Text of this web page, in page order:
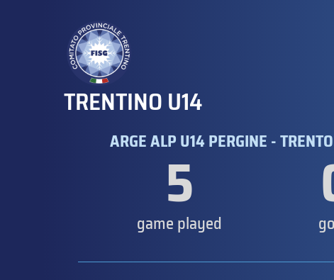
TRENTINO U14
ARGE ALP U14 PERGINE - TRENTO
5
game played